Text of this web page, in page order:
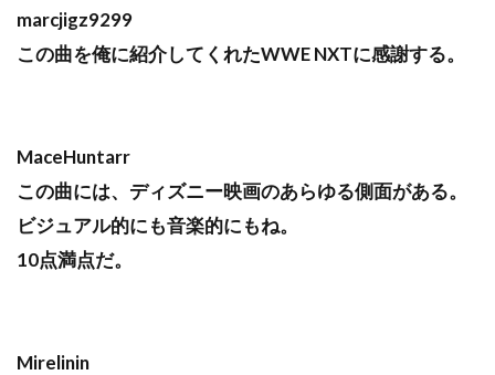
marcjigz9299
この曲を俺に紹介してくれたWWE NXTに感謝する。
MaceHuntarr
この曲には、ディズニー映画のあらゆる側面がある。
ビジュアル的にも音楽的にもね。
10点満点だ。
Mirelinin